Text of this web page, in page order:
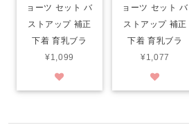
ョーツ セット バ
ストアップ 補正
下着 育乳ブラ
¥1,099
ョーツ セット バ
ストアップ 補正
下着 育乳ブラ
¥1,077